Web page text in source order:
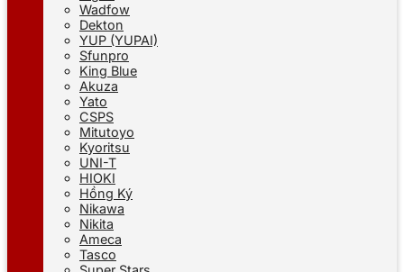
Wadfow
Dekton
YUP (YUPAI)
Sfunpro
King Blue
Akuza
Yato
CSPS
Mitutoyo
Kyoritsu
UNI-T
HIOKI
Hồng Ký
Nikawa
Nikita
Ameca
Tasco